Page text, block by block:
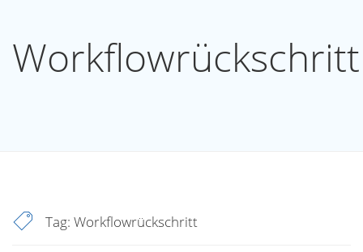
Workflowrückschritt
Tag: Workflowrückschritt